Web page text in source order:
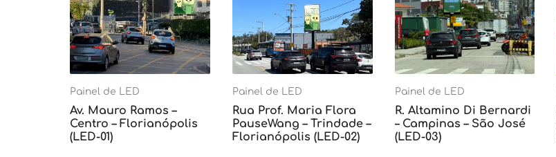
Painel de LED
Av. Mauro Ramos –
Centro – Florianópolis
(LED-01)
Painel de LED
Rua Prof. Maria Flora
PauseWang – Trindade –
Florianópolis (LED-02)
Painel de LED
R. Altamino Di Bernardi
– Campinas – São José
(LED-03)